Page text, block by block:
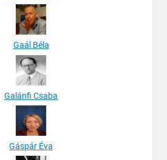
Gaál Béla
Galánfi Csaba
Gáspár Éva